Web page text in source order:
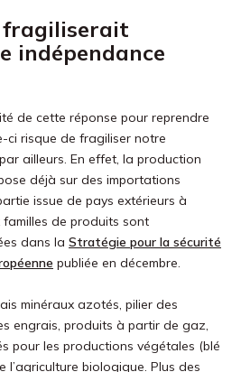
fragiliserait
indépendance
de cette réponse pour reprendre
ci risque de fragiliser notre
ailleurs. En effet, la production
déjà sur des importations
issue de pays extérieurs à
familles de produits sont
dans la Stratégie pour la sécurité
publiée en décembre.
minéraux azotés, pilier des
engrais, produits à partir de gaz,
pour les productions végétales (blé
l’agriculture biologique. Plus des